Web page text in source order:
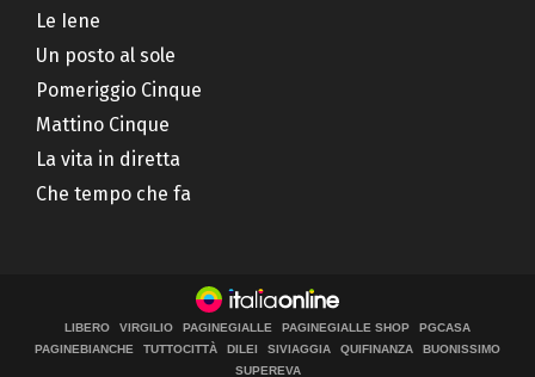
Le Iene
Un posto al sole
Pomeriggio Cinque
Mattino Cinque
La vita in diretta
Che tempo che fa
LIBERO VIRGILIO PAGINEGIALLE PAGINEGIALLE SHOP
PGCASA
PAGINEBIANCHE
TUTTOCITTÀ DILEI SIVIAGGIA QUIFINANZA
BUONISSIMO
SUPEREVA